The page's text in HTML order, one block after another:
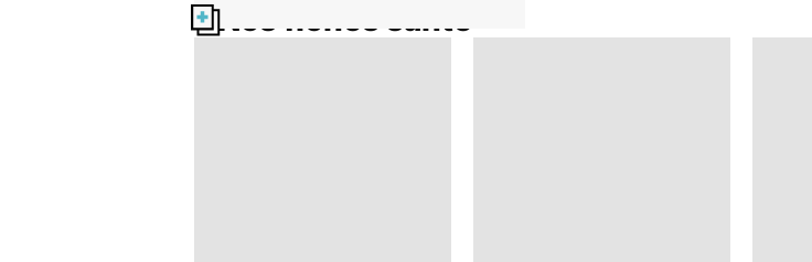
Nos fiches santé